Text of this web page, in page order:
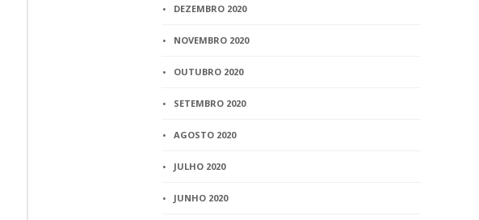
DEZEMBRO 2020
NOVEMBRO 2020
OUTUBRO 2020
SETEMBRO 2020
AGOSTO 2020
JULHO 2020
JUNHO 2020